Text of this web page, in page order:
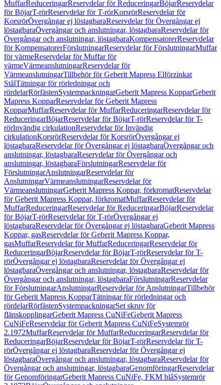
MuffarReduceringarReservdelar för ReduceringarBöjarReservdelar
för BöjarT-rörReservdelar för T-rörKorsrörReservdelar för
KorsrörÖvergångar ej löstagbaraReservdelar för Övergångar ej
löstagbaraÖvergångar och anslutningar, löstagbaraReservdelar för
Övergångar och anslutningar, löstagbaraKompensatorerReservdelar
för KompensatorerFörslutningarReservdelar för FörslutningarMuffar
för värmeReservdelar för Muffar för
värmeVärmeanslutningarReservdelar för
VärmeanslutningarTillbehör för Geberit Mapress Elförzinkat
StålTätningar för rörledningar och
rördelarRörfästenSystempackningarGeberit Mapress KopparGeberit
Mapress KopparReservdelar för Geberit Mapress
KopparMuffarReservdelar för MuffarReduceringarReservdelar för
ReduceringarBöjarReservdelar för BöjarT-rörReservdelar för T-
rörInvändig cirkulationReservdelar för Invändig
cirkulationKorsrörReservdelar för KorsrörÖvergångar ej
löstagbaraReservdelar för Övergångar ej löstagbaraÖvergångar och
anslutningar, löstagbaraReservdelar för Övergångar och
anslutningar, löstagbaraFörslutningarReservdelar för
FörslutningarAnslutningarReservdelar för
AnslutningarVärmeanslutningarReservdelar för
VärmeanslutningarGeberit Mapress Koppar, förkromatReservdelar
för Geberit Mapress Koppar, förkromatMuffarReservdelar för
MuffarReduceringarReservdelar för ReduceringarBöjarReservdelar
för BöjarT-rörReservdelar för T-rörÖvergångar ej
löstagbaraReservdelar för Övergångar ej löstagbaraGeberit Mapress
Koppar, gasReservdelar för Geberit Mapress Koppar,
gasMuffarReservdelar för MuffarReduceringarReservdelar för
ReduceringarBöjarReservdelar för BöjarT-rörReservdelar för T-
rörÖvergångar ej löstagbaraReservdelar för Övergångar ej
löstagbaraÖvergångar och anslutningar, löstagbaraReservdelar för
Övergångar och anslutningar, löstagbaraFörslutningarReservdelar
för FörslutningarAnslutningarReservdelar för AnslutningarTillbehör
för Geberit Mapress KopparTätningar för rörledningar och
rördelarRörfästenSystempackningarSet skruv för
flänskopplingarGeberit Mapress CuNiFeGeberit Mapress
CuNiFeReservdelar för Geberit Mapress CuNiFeSystemrör
2.1972MuffarReservdelar för MuffarReduceringarReservdelar för
ReduceringarBöjarReservdelar för BöjarT-rörReservdelar för T-
rörÖvergångar ej löstagbaraReservdelar för Övergångar ej
löstagbaraÖvergångar och anslutningar, löstagbaraReservdelar för
Övergångar och anslutningar, löstagbaraGenomföringarReservdelar
för GenomföringarGeberit Mapress CuNiFe, FKM blåSystemrör